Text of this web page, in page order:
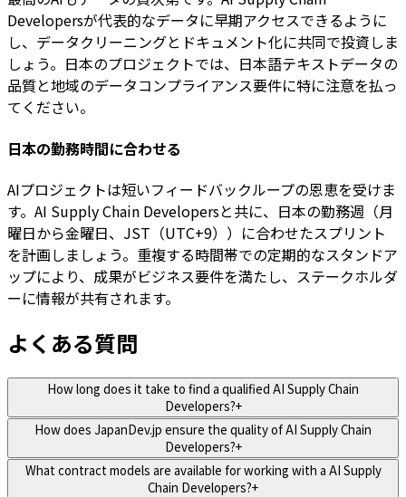
Developersが代表的なデータに早期アクセスできるように
し、データクリーニングとドキュメント化に共同で投資しま
しょう。日本のプロジェクトでは、日本語テキストデータの
品質と地域のデータコンプライアンス要件に特に注意を払っ
てください。
日本の勤務時間に合わせる
AIプロジェクトは短いフィードバックループの恩恵を受けま
す。AI Supply Chain Developersと共に、日本の勤務週（月
曜日から金曜日、JST（UTC+9））に合わせたスプリント
を計画しましょう。重複する時間帯での定期的なスタンドア
ップにより、成果がビジネス要件を満たし、ステークホルダ
ーに情報が共有されます。
よくある質問
How long does it take to find a qualified AI Supply Chain
Developers?+
How does JapanDev.jp ensure the quality of AI Supply Chain
Developers?+
What contract models are available for working with a AI Supply
Chain Developers?+